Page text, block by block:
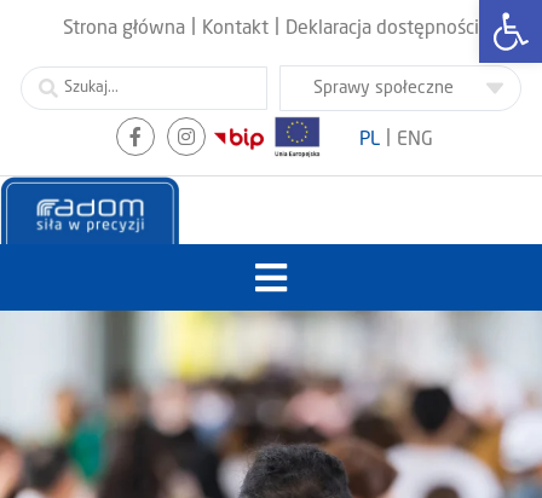
Strona główna Kontakt Deklaracja dostępności
PL ENG